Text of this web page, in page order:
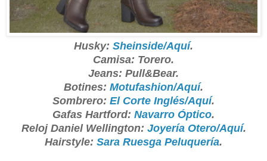
Husky: Sheinside/Aquí.
Camisa: Torero.
Jeans: Pull&Bear.
Botines: Motufashion/Aquí.
Sombrero: El Corte Inglés/Aquí.
Gafas Hartford: Navarro Óptico.
Reloj Daniel Wellington: Joyería Otero/Aquí.
Hairstyle: Sara Ruesga Peluquería.